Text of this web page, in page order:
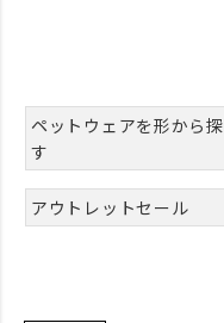
ペットウェアを形から探
す
アウトレットセール